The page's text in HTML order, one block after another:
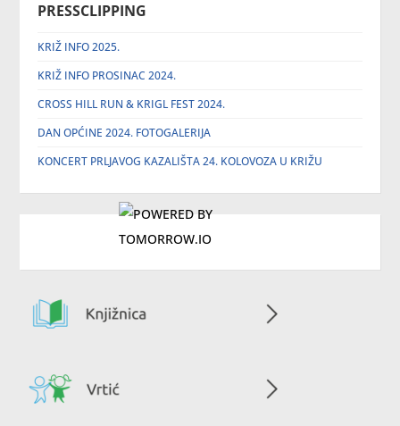
PRESSCLIPPING
KRIŽ INFO 2025.
KRIŽ INFO PROSINAC 2024.
CROSS HILL RUN & KRIGL FEST 2024.
DAN OPĆINE 2024. FOTOGALERIJA
KONCERT PRLJAVOG KAZALIŠTA 24. KOLOVOZA U KRIŽU